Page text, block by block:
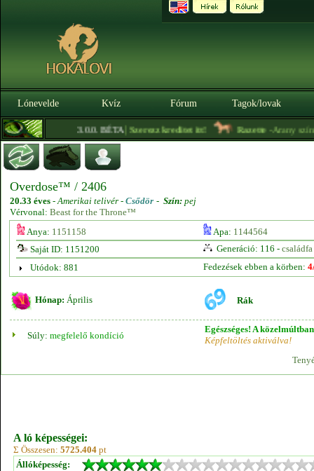
Lónevelde Kvíz Fórum Tagok/lovak
3.0.0. BÉTA|Szerezz kreditet itt! Razette- Arany színű
Overdose™ / 2406
20.33 éves -Amerikai telivér - Csődör - Szín: pej
Vérvonal: Beast for the Throne™
Anya: 1151158 Apa: 1144564
Saját ID: 1151200
Generáció: 116 - családfa
Utódok: 881
Fedezések ebben a körben:
Hónap: Április Rák
Súly: megfelelő kondíció
Egészséges! A
Képfeltöltés aktiválva!
A ló képességei:
Σ Összesen: 5725.404 pt
Állóképesség: